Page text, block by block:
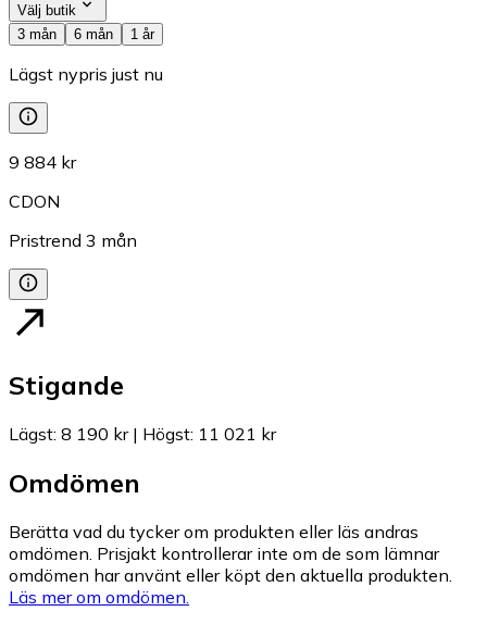
Välj butik
3 mån
6 mån 1 år
Lägst nypris just nu
9 884 kr
CDON
Pristrend 3 mån
Stigande
Lägst: 8 190 kr| Högst: 11 021 kr
Omdömen
Berätta vad du tycker om produkten eller läs andras
omdömen. Prisjakt kontrollerar inte om de som lämnar
omdömen har använt eller köpt den aktuella produkten.
Läs mer om omdömen.